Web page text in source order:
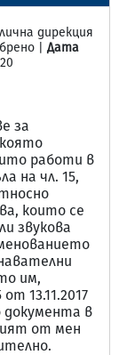
дирекция
| Дата
за
работи в
на чл. 15,
които се
звукова
им,
13.11.2017
документа в
от мен